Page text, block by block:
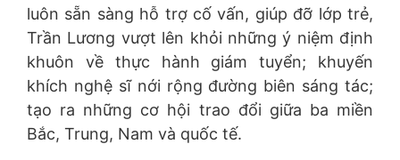
luôn sẵn sàng hỗ trợ cố vấn, giúp đỡ lớp trẻ,
Trần Lương vượt lên khỏi những ý niệm định
khuôn về thực hành giám tuyển; khuyến
khích nghệ sĩ nới rộng đường biên sáng tác;
tạo ra những cơ hội trao đổi giữa ba miền
Bắc, Trung, Nam và quốc tế.